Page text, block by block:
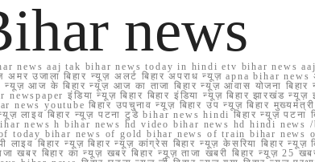
news
aaj tak bihar news today in hindi etv bihar news aaj
उजाला बिहार न्यूज़ अलर्ट बिहार अपराध न्यूज़ apna bihar
आज के बिहार न्यूज़ आज का ताजा बिहार न्यूज़ आवास योजना बिहार
इंडिया न्यूज़ बिहार बिहार इंडिया न्यूज़ बिहार झारखंड न्यूज़
youtube बिहार उपचुनाव न्यूज़ बिहार उप न्यूज़ बिहार मुख्यमंत्री
लाइव बिहार न्यूज़ पटना टुडे bihar news hindi बिहार न्यूज़
bihar news h bihar news hd video bihar news hd hindi
of today bihar news of gold bihar news of train bihar
बिहार न्यूज़ बिहार न्यूज़ कांग्रेस बिहार न्यूज़ केसरिया बिहार
बिहार का न्यूज़ खबर बिहार न्यूज़ ताजा खबरी बिहार न्यूज़ 25